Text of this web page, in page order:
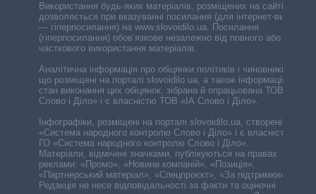
Використання будь-яких матеріалів, розміщених на сайті,
дозволяється при вказуванні посилання (для інтернет-видань
— гіперпосилання) на www.slovoidilo.ua. Посилання
(гіперпосилання) обов’язкове незалежно від повного або
часткового використання матеріалів.
Аналітична інформація про обіцянки політиків і чиновників,
що розміщені на порталі slovoidilo.ua, а також інформація про
стан виконання цих обіцянок, зібрана й опрацьована ТОВ «ІА
Слово і Діло» і є власністю ТОВ «ІА Слово і Діло».
Інфографіки, розміщені на порталі slovoidilo.ua, створені ГО
«Система народного контролю Слово і Діло» і є власністю
ГО «Система народного контролю Слово і Діло».
Матеріали, відмічені значками, публікуються на правах
реклами: «Промо», «Новини компаній», «Позиція»,
«Партнерський матеріал», «Спецпроєкт», «За підтримки».
Редакція не несе відповідальності за факти та оціночні